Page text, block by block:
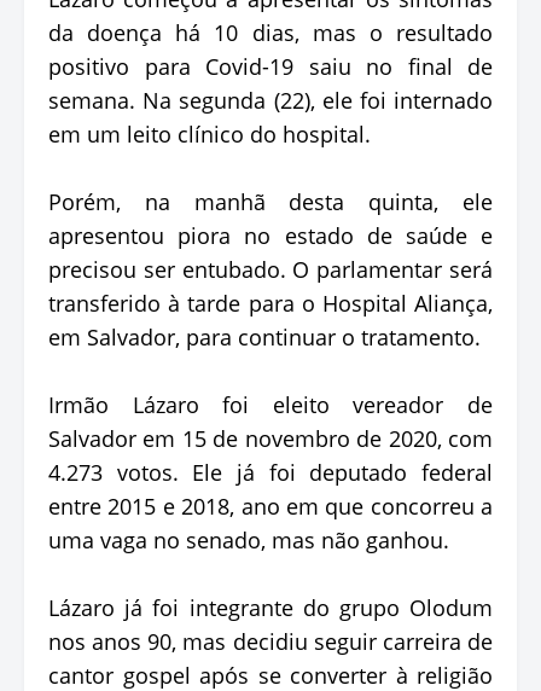
da doença há 10 dias, mas o resultado
positivo para Covid-19 saiu no final de
semana. Na segunda (22), ele foi internado
em um leito clínico do hospital.
Porém, na manhã desta quinta, ele
apresentou piora no estado de saúde e
precisou ser entubado. O parlamentar será
transferido à tarde para o Hospital Aliança,
em Salvador, para continuar o tratamento.
Irmão Lázaro foi eleito vereador de
Salvador em 15 de novembro de 2020, com
4.273 votos. Ele já foi deputado federal
entre 2015 e 2018, ano em que concorreu a
uma vaga no senado, mas não ganhou.
Lázaro já foi integrante do grupo Olodum
nos anos 90, mas decidiu seguir carreira de
cantor gospel após se converter à religião